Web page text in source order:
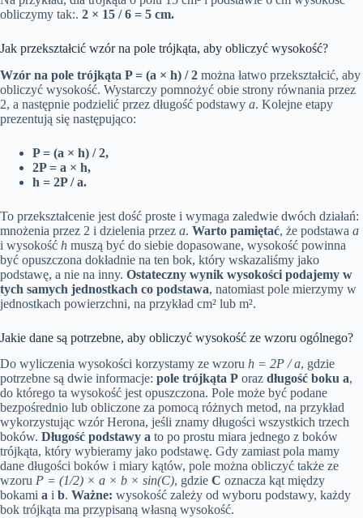
obliczymy tak:. 2 × 15 / 6 = 5 cm.
Jak przekształcić wzór na pole trójkąta, aby obliczyć wysokość?
Wzór na pole trójkąta P = (a × h) / 2 można łatwo przekształcić, aby
obliczyć wysokość. Wystarczy pomnożyć obie strony równania przez
2, a następnie podzielić przez długość podstawy a. Kolejne etapy
prezentują się następująco:
P = (a × h) / 2,
2P = a × h,
h = 2P / a.
To przekształcenie jest dość proste i wymaga zaledwie dwóch działań:
mnożenia przez 2 i dzielenia przez a. Warto pamiętać, że podstawa a
i wysokość h muszą być do siebie dopasowane, wysokość powinna
być opuszczona dokładnie na ten bok, który wskazaliśmy jako
podstawę, a nie na inny. Ostateczny wynik wysokości podajemy w
tych samych jednostkach co podstawa, natomiast pole mierzymy w
jednostkach powierzchni, na przykład cm² lub m².
Jakie dane są potrzebne, aby obliczyć wysokość ze wzoru ogólnego?
Do wyliczenia wysokości korzystamy ze wzoru h = 2P / a, gdzie
potrzebne są dwie informacje: pole trójkąta P oraz długość boku a,
do którego ta wysokość jest opuszczona. Pole może być podane
bezpośrednio lub obliczone za pomocą różnych metod, na przykład
wykorzystując wzór Herona, jeśli znamy długości wszystkich trzech
boków. Długość podstawy a to po prostu miara jednego z boków
trójkąta, który wybieramy jako podstawę. Gdy zamiast pola mamy
dane długości boków i miary kątów, pole można obliczyć także ze
wzoru P = (1/2) × a × b × sin(C), gdzie C oznacza kąt między
bokami a i b. Ważne: wysokość zależy od wyboru podstawy, każdy
bok trójkąta ma przypisaną własną wysokość.